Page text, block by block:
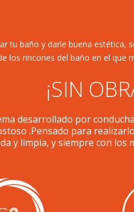
tu baño y darle buena estética,
los rincones del baño en el que
¡SIN
desarrollado por
.Pensado para
y limpia, y siempre con los